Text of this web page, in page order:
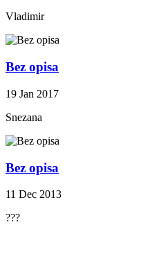
Vladimir
Bez opisa
19 Jan 2017
Snezana
Bez opisa
11 Dec 2013
???